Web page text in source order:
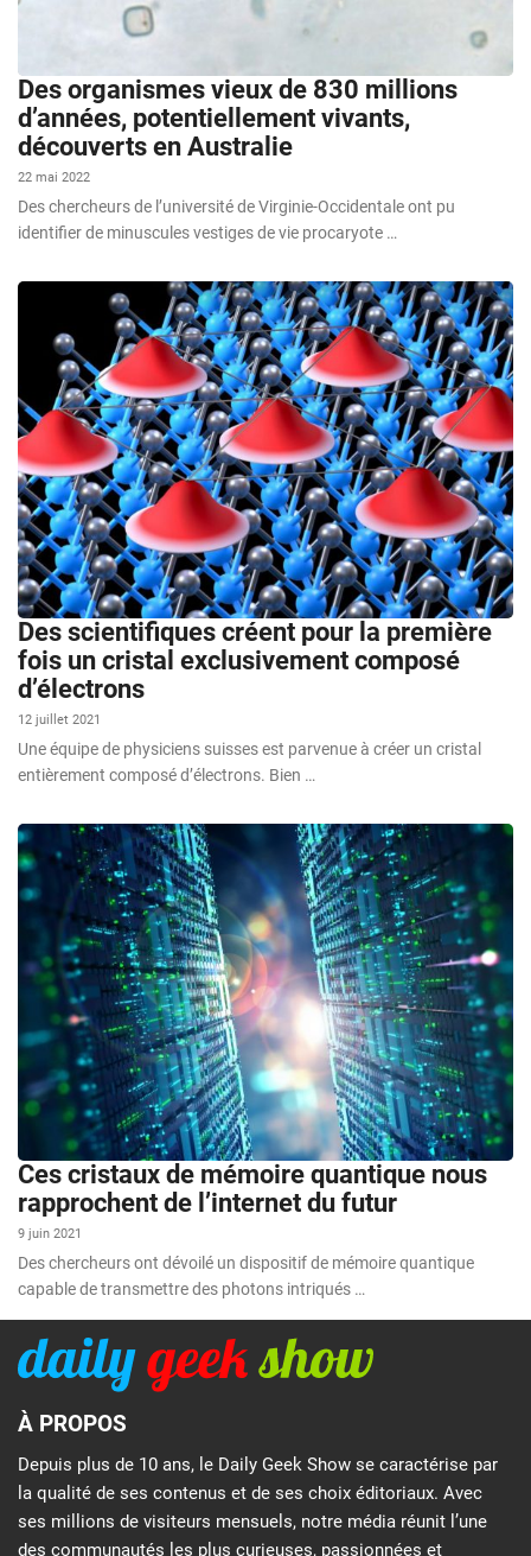
Des organismes vieux de 830 millions
d’années, potentiellement vivants,
découverts en Australie
22 mai 2022
Des chercheurs de l’université de Virginie-Occidentale ont pu
identifier de minuscules vestiges de vie procaryote …
Des scientifiques créent pour la première
fois un cristal exclusivement composé
d’électrons
12 juillet 2021
Une équipe de physiciens suisses est parvenue à créer un cristal
entièrement composé d’électrons. Bien …
Ces cristaux de mémoire quantique nous
rapprochent de l’internet du futur
9 juin 2021
Des chercheurs ont dévoilé un dispositif de mémoire quantique
capable de transmettre des photons intriqués …
À PROPOS
Depuis plus de 10 ans, le Daily Geek Show se caractérise par
la qualité de ses contenus et de ses choix éditoriaux. Avec
ses millions de visiteurs mensuels, notre média réunit l’une
des communautés les plus curieuses, passionnées et